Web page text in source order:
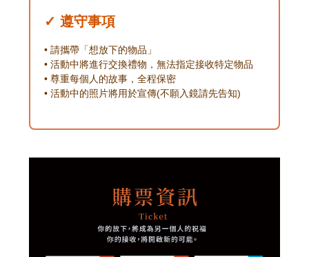
✓ 遵守事項
• 請攜帶「想放下的物品」
• 活動中將進行交換禮物，無法指定接收特定物品
• 尊重每個人的故事，全程保密
• 活動中的照片將用於宣傳(不願入鏡請先告知)